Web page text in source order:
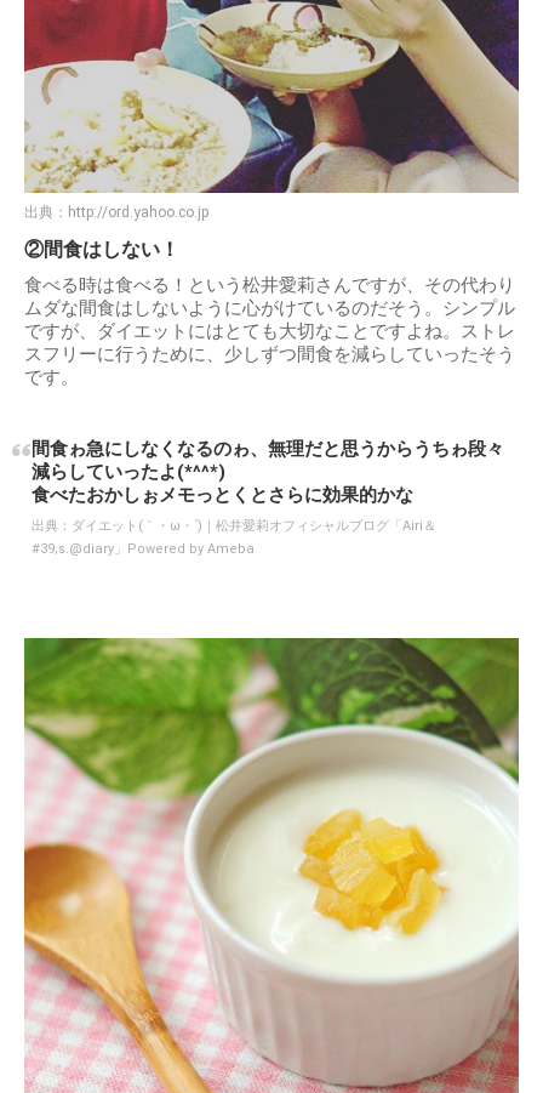
出典： http://ord.yahoo.co.jp
②間食はしない！
食べる時は食べる！という松井愛莉さんですが、その代わり
ムダな間食はしないように心がけているのだそう。シンプル
ですが、ダイエットにはとても大切なことですよね。ストレ
スフリーに行うために、少しずつ間食を減らしていったそう
です。
間食ゎ急にしなくなるのゎ、無理だと思うからうちゎ段々
減らしていったよ(*^^*)
食べたおかしぉメモっとくとさらに効果的かな
出典： ダイエット(｀・ω・´)｜松井愛莉オフィシャルブログ「Airi＆
#39;s.@diary」Powered by Ameba